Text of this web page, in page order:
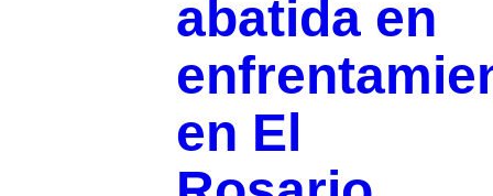
abatida en
en El